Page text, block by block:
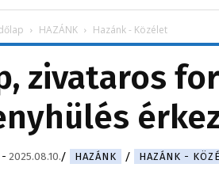
HAZÁNK Hazánk - Közélet
zivataros
- 2025.08.10. HAZÁNK HAZÁNK -